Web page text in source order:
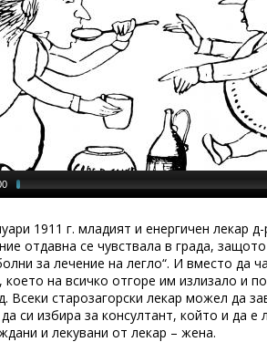
1911 г. младият и енергичен лекар
отдавна се чувствала в града,
за лечение на легло“. И вместо да
което на всичко отгоре им излизало и
Всеки старозагорски лекар можел да
си избира за консултант, който и да
и лекувани от лекар – жена.